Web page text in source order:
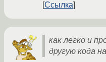
Ссылка
как легко и
другую кода